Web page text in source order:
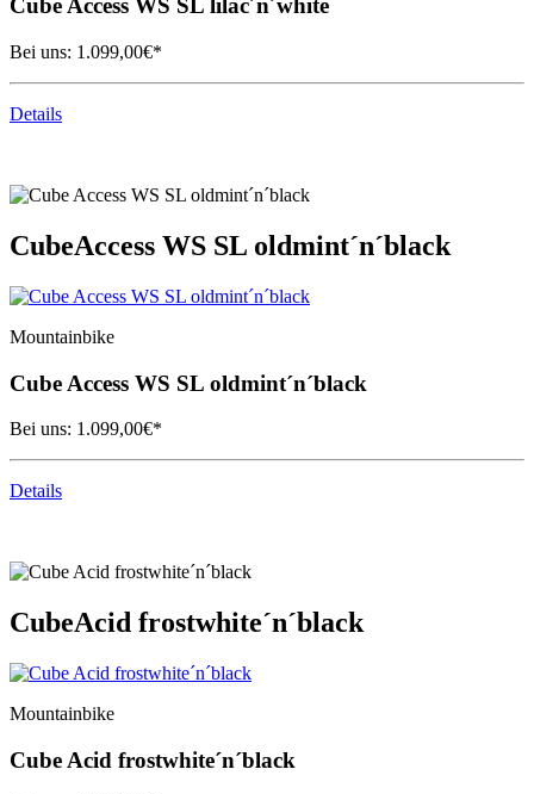
CubeAccess WS SL lilac´n´white
Bei uns: 1.099,00€*
Details
CubeAccess WS SL oldmint´n´black
Mountainbike
Cube Access WS SL oldmint´n´black
Bei uns: 1.099,00€*
Details
CubeAcid frostwhite´n´black
Mountainbike
Cube Acid frostwhite´n´black